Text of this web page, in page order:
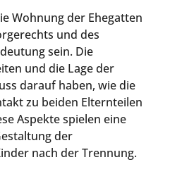
Wohnung der Ehegatten
und des
sein. Die
und die Lage der
darauf haben, wie die
zu beiden Elternteilen
Aspekte spielen eine
der
nach der Trennung.